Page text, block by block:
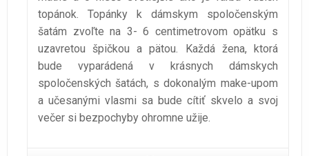
topánok. Topánky k dámskym spoločenským
šatám zvoľte na 3- 6 centimetrovom opätku s
uzavretou špičkou a pätou. Každá žena, ktorá
bude vyparádená v krásnych dámskych
spoločenských šatách, s dokonalým make-upom
a učesanými vlasmi sa bude cítiť skvelo a svoj
večer si bezpochyby ohromne užije.